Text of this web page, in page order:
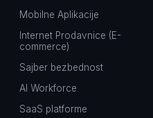
Mobilne Aplikacije
Internet Prodavnice (E-
commerce)
Sajber bezbednost
AI Workforce
SaaS platforme